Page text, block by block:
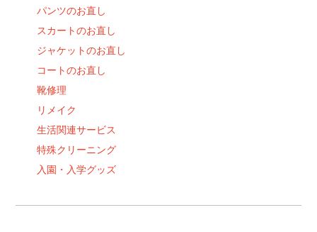
パンツのお直し
スカートのお直し
ジャケットのお直し
コートのお直し
靴修理
リメイク
生活関連サービス
特殊クリーニング
入園・入学グッズ